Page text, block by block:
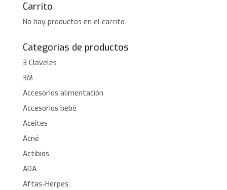
Carrito
No hay productos en el carrito.
Categorías de productos
3 Claveles
3M
Accesorios alimentación
Accesorios bebé
Aceites
Acné
Actibios
ADA
Aftas-Herpes